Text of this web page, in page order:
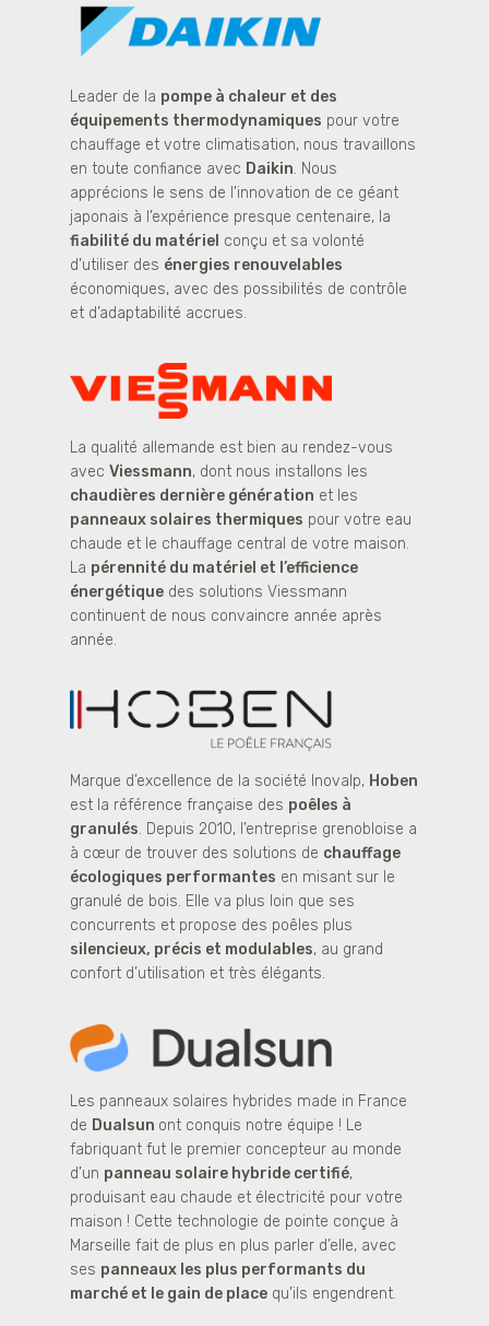
Leader de la pompe à chaleur et des
équipements thermodynamiques pour votre
chauffage et votre climatisation, nous travaillons
en toute confiance avec Daikin. Nous
apprécions le sens de l’innovation de ce géant
japonais à l’expérience presque centenaire, la
fiabilité du matériel conçu et sa volonté
d’utiliser des énergies renouvelables
économiques, avec des possibilités de contrôle
et d’adaptabilité accrues.
La qualité allemande est bien au rendez-vous
avec Viessmann, dont nous installons les
chaudières dernière génération et les
panneaux solaires thermiques pour votre eau
chaude et le chauffage central de votre maison.
La pérennité du matériel et l’efficience
énergétique des solutions Viessmann
continuent de nous convaincre année après
année.
Marque d’excellence de la société Inovalp, Hoben
est la référence française des poêles à
granulés. Depuis 2010, l’entreprise grenobloise a
à cœur de trouver des solutions de chauffage
écologiques performantes en misant sur le
granulé de bois. Elle va plus loin que ses
concurrents et propose des poêles plus
silencieux, précis et modulables, au grand
confort d’utilisation et très élégants.
Les panneaux solaires hybrides made in France
de Dualsun ont conquis notre équipe ! Le
fabriquant fut le premier concepteur au monde
d’un panneau solaire hybride certifié,
produisant eau chaude et électricité pour votre
maison ! Cette technologie de pointe conçue à
Marseille fait de plus en plus parler d’elle, avec
ses panneaux les plus performants du
marché et le gain de place qu’ils engendrent.